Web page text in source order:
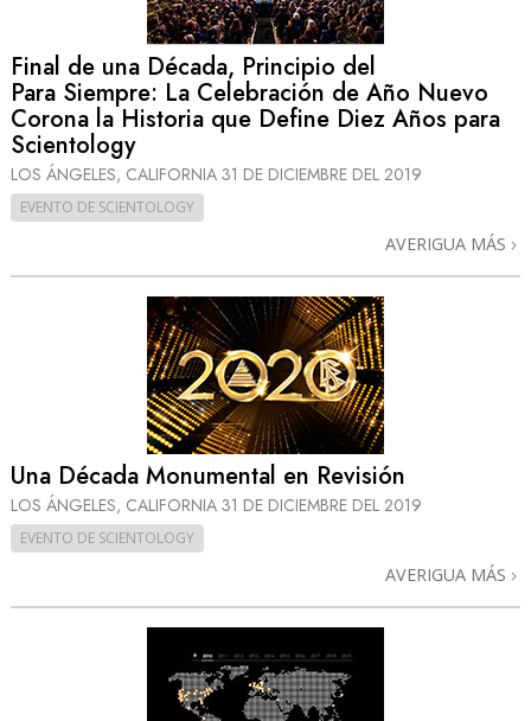
Final de una Década, Principio del
Para Siempre: La Celebración de Año Nuevo
Corona la Historia que Define Diez Años para
Scientology
LOS ÁNGELES, CALIFORNIA 31 DE DICIEMBRE DEL 2019
EVENTO DE SCIENTOLOGY
AVERIGUA MÁS
Una Década Monumental en Revisión
LOS ÁNGELES, CALIFORNIA 31 DE DICIEMBRE DEL 2019
EVENTO DE SCIENTOLOGY
AVERIGUA MÁS